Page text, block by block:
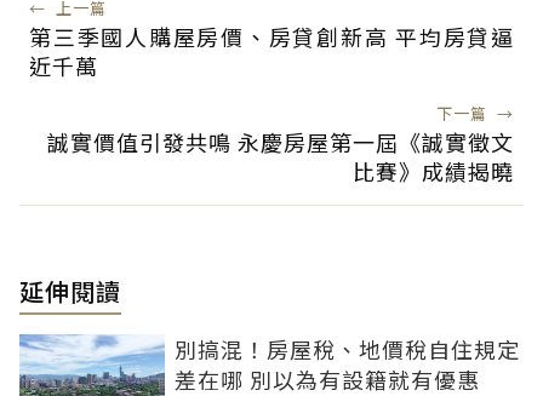
← 上一篇
第三季國人購屋房價、房貸創新高 平均房貸逼
近千萬
下一篇 →
誠實價值引發共鳴 永慶房屋第一屆《誠實徵文
比賽》成績揭曉
延伸閱讀
別搞混！房屋稅、地價稅自住規定
差在哪 別以為有設籍就有優惠